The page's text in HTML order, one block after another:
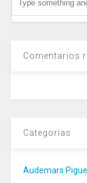
Comentarios
Categorías
Audemars